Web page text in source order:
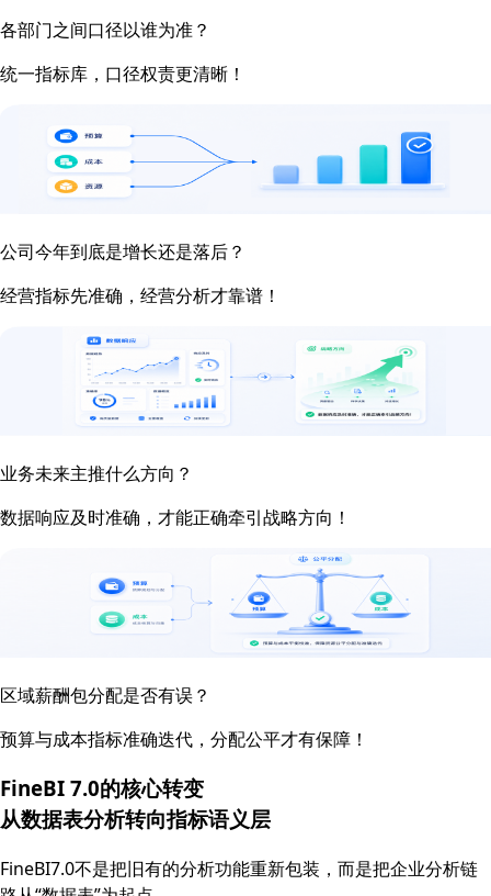
各部门之间口径以谁为准？
统一指标库，口径权责更清晰！
公司今年到底是增长还是落后？
经营指标先准确，经营分析才靠谱！
业务未来主推什么方向？
数据响应及时准确，才能正确牵引战略方向！
区域薪酬包分配是否有误？
预算与成本指标准确迭代，分配公平才有保障！
FineBI 7.0的核心转变
从数据表分析转向指标语义层
FineBI7.0不是把旧有的分析功能重新包装，而是把企业分析链